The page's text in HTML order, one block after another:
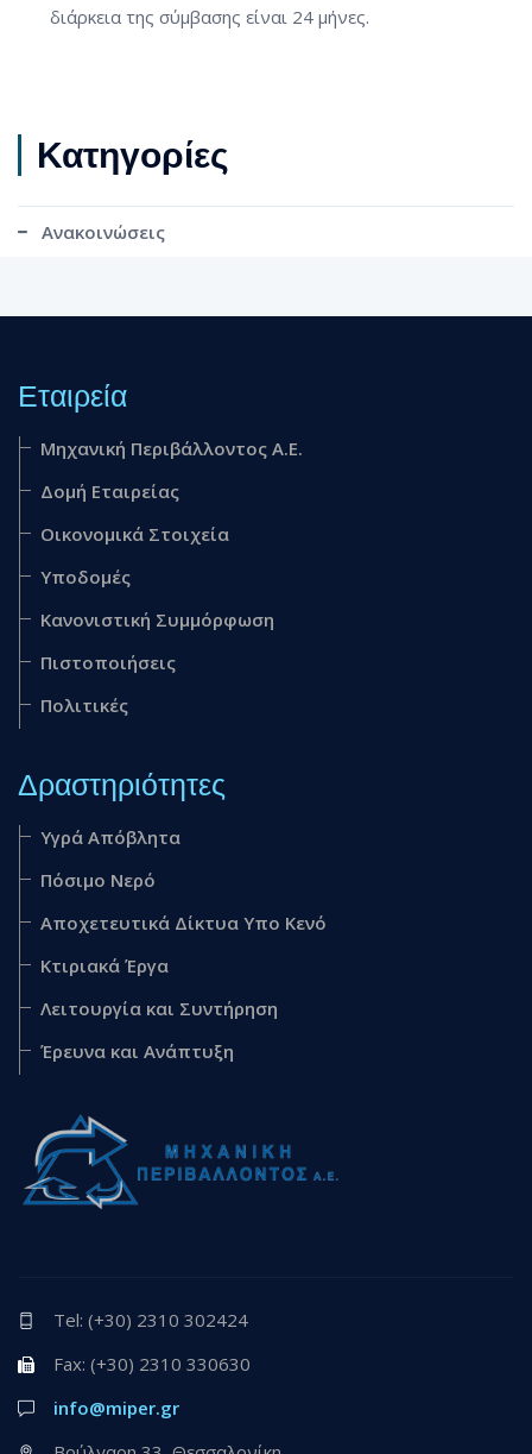
διάρκεια της σύμβασης είναι 24 μήνες.
Κατηγορίες
Ανακοινώσεις
Εταιρεία
Mηχανική Περιβάλλοντος Α.Ε.
Δομή Εταιρείας
Οικονομικά Στοιχεία
Υποδομές
Κανονιστική Συμμόρφωση
Πιστοποιήσεις
Πολιτικές
Δραστηριότητες
Υγρά Απόβλητα
Πόσιμο Νερό
Αποχετευτικά Δίκτυα Υπο Κενό
Κτιριακά Έργα
Λειτουργία και Συντήρηση
Έρευνα και Ανάπτυξη
Tel: (+30) 2310 302424
Fax: (+30) 2310 330630
info@miper.gr